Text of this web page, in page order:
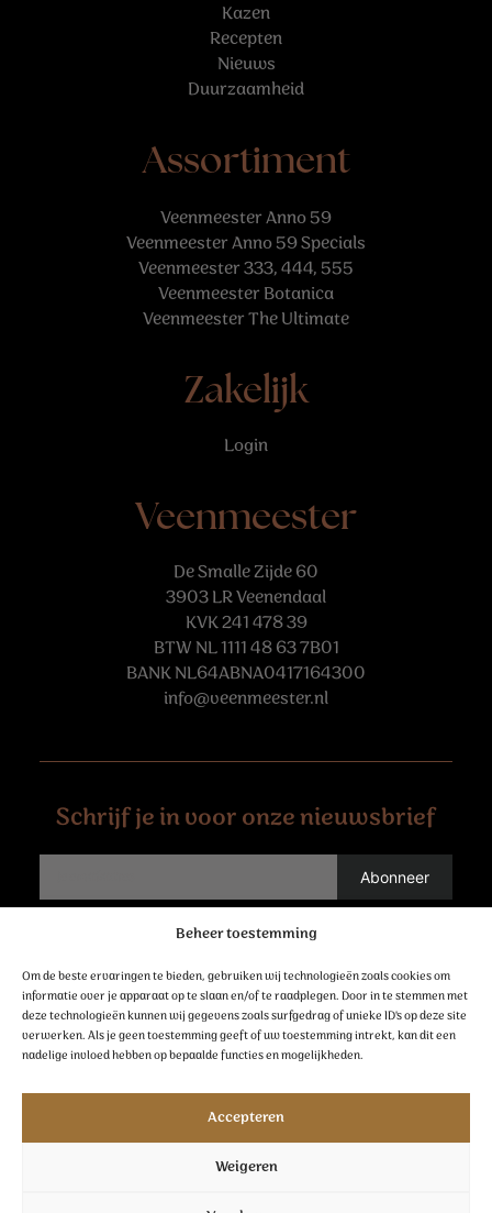
Beheer toestemming
Om de beste ervaringen te bieden, gebruiken wij technologieën zoals cookies om
informatie over je apparaat op te slaan en/of te raadplegen. Door in te stemmen met
deze technologieën kunnen wij gegevens zoals surfgedrag of unieke ID's op deze site
verwerken. Als je geen toestemming geeft of uw toestemming intrekt, kan dit een
nadelige invloed hebben op bepaalde functies en mogelijkheden.
Accepteren
Weigeren
Kazen
Recepten
Nieuws
Duurzaamheid
Assortiment
Veenmeester Anno 59
Veenmeester Anno 59 Specials
Veenmeester 333, 444, 555
Veenmeester Botanica
Veenmeester The Ultimate
Zakelijk
Login
Veenmeester
De Smalle Zijde 60
3903 LR Veenendaal
KVK 241 478 39
BTW NL 1111 48 63 7B01
BANK NL64ABNA0417164300
info@veenmeester.nl
Schrijf je in voor onze nieuwsbrief
Volg ons